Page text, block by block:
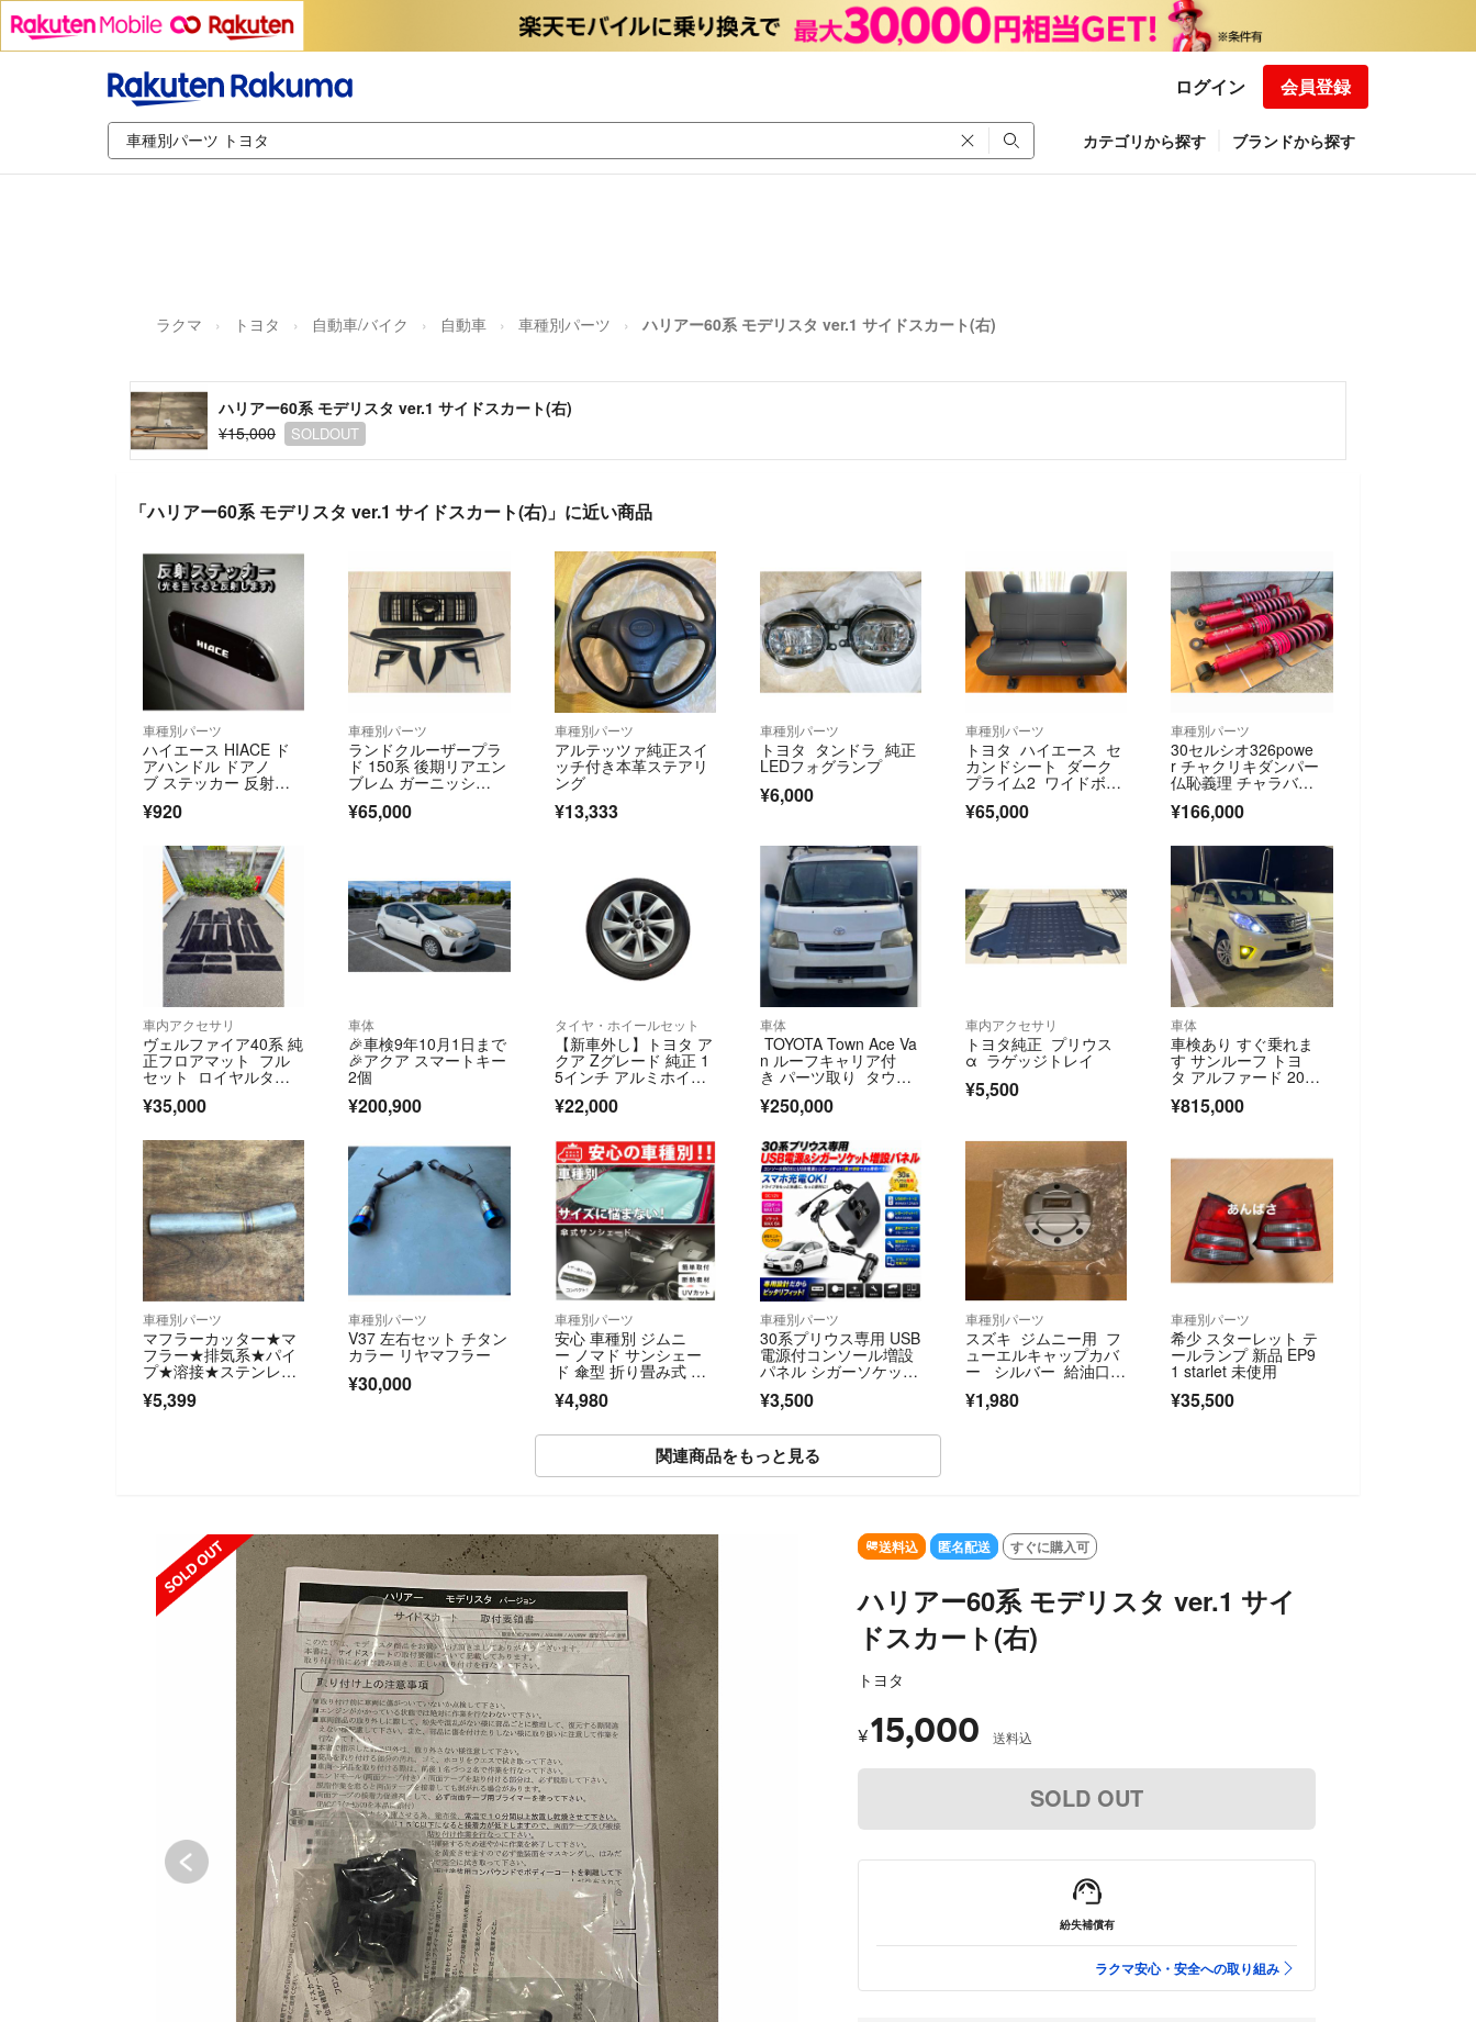
ログイン 会員登録
カテゴリから探す ブランドから探す
ラクマ トヨタ 自動車/バイク 自動車 車種別パーツ ハリアー60系 モデリスタ ver.1 サイドスカート(右)
ハリアー60系 モデリスタ ver.1 サイドスカート(右)
¥15,000
SOLDOUT
「ハリアー60系 モデリスタ ver.1 サイドスカート(右)」に近い商品
車種別パーツ
ハイエース HIACE ド
アハンドル ドアノ
ブ ステッカー 反射
式 ６枚セット
¥920
車種別パーツ
ランドクルーザープラ
ド 150系 後期リアエン
ブレム ガーニッシ
ュ ラプター塗装
¥65,000
車種別パーツ
アルテッツァ純正スイ
ッチ付き本革ステアリ
ング
¥13,333
車種別パーツ
トヨタ タンドラ 純正
LEDフォグランプ
¥6,000
車種別パーツ
トヨタ ハイエース セ
カンドシート ダーク
プライム2 ワイドボデ
ィ
¥65,000
車種別パーツ
30セルシオ326powe
r チャクリキダンパー
仏恥義理 チャラバ
ネ ヘルパー
¥166,000
車内アクセサリ
ヴェルファイア40系 純
正フロアマット フル
セット ロイヤルタイ
¥35,000
車体
🎉車検9年10月1日まで
🎉アクア スマートキー
2個
¥200,900
タイヤ・ホイールセット
【新車外し】トヨタ ア
クア Zグレード 純正 1
5インチ アルミホイー
¥22,000
車体
TOYOTA Town Ace Va
n ルーフキャリア付
き パーツ取り タウン
¥250,000
車内アクセサリ
トヨタ純正 プリウス
α ラゲッジトレイ
¥5,500
車体
車検あり すぐ乗れま
す サンルーフ トヨ
タ アルファード 20
¥815,000
車種別パーツ
マフラーカッター★マ
フラー★排気系★パイ
プ★溶接★ステンレス
¥5,399
車種別パーツ
V37 左右セット チタン
カラー リヤマフラー
¥30,000
車種別パーツ
安心 車種別 ジムニ
ー ノマド サンシェー
ド 傘型 折り畳み式 ス
¥4,980
車種別パーツ
30系プリウス専用 USB
電源付コンソール増設
パネル シガーソケット
¥3,500
車種別パーツ
スズキ ジムニー用 フ
ューエルキャップカバ
ー シルバー 給油口キ
ラ ノマド
¥1,980
車種別パーツ
希少 スターレット テ
ールランプ 新品 EP9
1 starlet 未使用
¥35,500
関連商品をもっと見る
SOLD OUT 送料込 匿名配送 すぐに購入可
ハリアー60系 モデリスタ ver.1 サイ
ドスカート(右)
トヨタ
¥15,000 送料込
SOLD OUT
紛失補償有
ラクマ安心・安全への取り組み